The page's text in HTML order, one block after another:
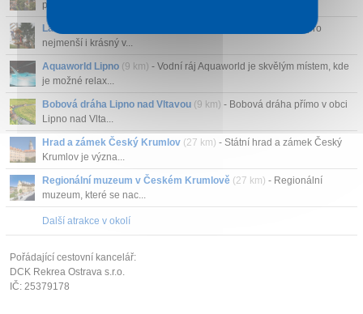
přitahuje atmosférou...
Lanové centrum Lipno
- Adrenalin, zábavu, atrakce pro
nejmenší i krásný v...
Aquaworld Lipno (9 km) - Vodní ráj Aquaworld je skvělým místem, kde
je možné relax...
Bobová dráha Lipno nad Vltavou (9 km) - Bobová dráha přímo v obci
Lipno nad Vlta...
Hrad a zámek Český Krumlov (27 km) - Státní hrad a zámek Český
Krumlov je význa...
Regionální muzeum v Českém Krumlově (27 km) - Regionální
muzeum, které se nac...
Další atrakce v okolí
Pořádající cestovní kancelář:
DCK Rekrea Ostrava s.r.o.
IČ: 25379178